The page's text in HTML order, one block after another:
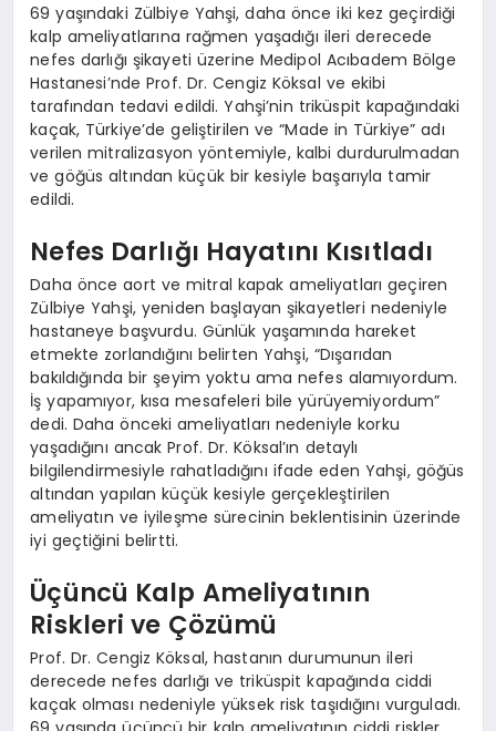
69 yaşındaki Zülbiye Yahşi, daha önce iki kez geçirdiği
kalp ameliyatlarına rağmen yaşadığı ileri derecede
nefes darlığı şikayeti üzerine Medipol Acıbadem Bölge
Hastanesi’nde Prof. Dr. Cengiz Köksal ve ekibi
tarafından tedavi edildi. Yahşi’nin triküspit kapağındaki
kaçak, Türkiye’de geliştirilen ve “Made in Türkiye” adı
verilen mitralizasyon yöntemiyle, kalbi durdurulmadan
ve göğüs altından küçük bir kesiyle başarıyla tamir
edildi.
Nefes Darlığı Hayatını Kısıtladı
Daha önce aort ve mitral kapak ameliyatları geçiren
Zülbiye Yahşi, yeniden başlayan şikayetleri nedeniyle
hastaneye başvurdu. Günlük yaşamında hareket
etmekte zorlandığını belirten Yahşi, “Dışarıdan
bakıldığında bir şeyim yoktu ama nefes alamıyordum.
İş yapamıyor, kısa mesafeleri bile yürüyemiyordum”
dedi. Daha önceki ameliyatları nedeniyle korku
yaşadığını ancak Prof. Dr. Köksal’ın detaylı
bilgilendirmesiyle rahatladığını ifade eden Yahşi, göğüs
altından yapılan küçük kesiyle gerçekleştirilen
ameliyatın ve iyileşme sürecinin beklentisinin üzerinde
iyi geçtiğini belirtti.
Üçüncü Kalp Ameliyatının
Riskleri ve Çözümü
Prof. Dr. Cengiz Köksal, hastanın durumunun ileri
derecede nefes darlığı ve triküspit kapağında ciddi
kaçak olması nedeniyle yüksek risk taşıdığını vurguladı.